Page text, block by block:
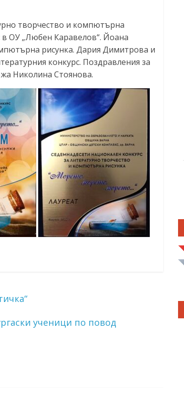
творчество и компютърна
в ОУ „Любен Каравелов“. Йоана
рисунка. Дария Димитрова и
конкурс. Поздравления за
Николина Стоянова.
ученици по повод